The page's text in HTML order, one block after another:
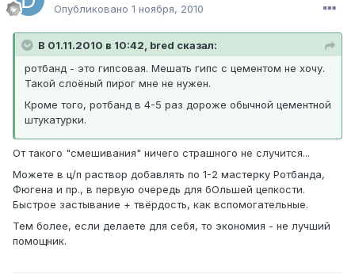
Опубликовано 1 ноября, 2010
В 01.11.2010 в 10:42, bred сказал:
ротбанд - это гипсовая. Мешать гипс с цементом не хочу.
Такой слоёный пирог мне не нужен.
Кроме того, ротбанд в 4-5 раз дороже обычной цементной
штукатурки.
От такого "смешивания" ничего страшного не случится...
Можете в ц/п раствор добавлять по 1-2 мастерку Ротбанда,
Фюгена и пр., в первую очередь для бОльшей цепкости.
Быстрое застывание + твёрдость, как вспомогательные.
Тем более, если делаете для себя, то экономия - не лучший
помощник.